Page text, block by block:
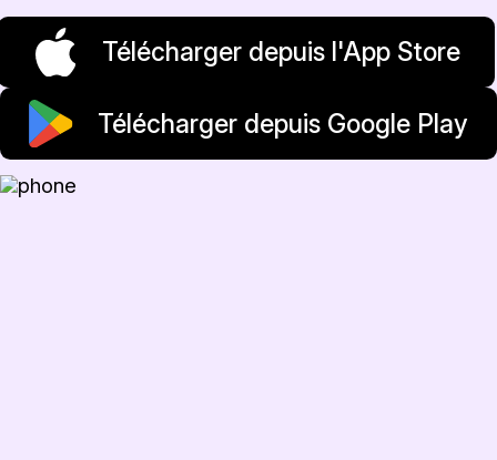
Télécharger depuis l'App Store
Télécharger depuis Google Play